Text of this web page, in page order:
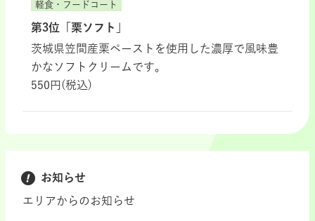
軽食・フードコート
第3位「栗ソフト」
茨城県笠間産栗ペーストを使用した濃厚で風味豊
かなソフトクリームです。
550円(税込)
お知らせ
エリアからのお知らせ